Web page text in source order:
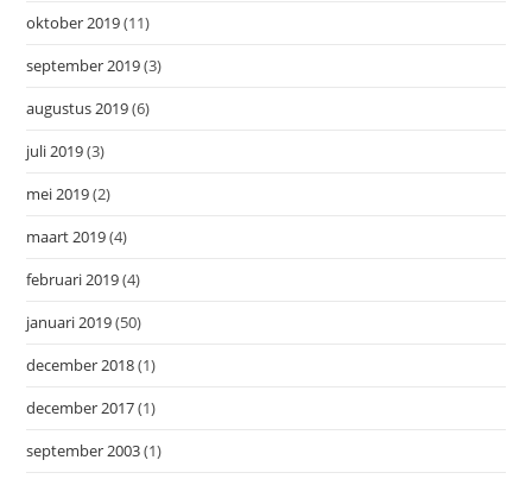
oktober 2019(11)
september 2019(3)
augustus 2019(6)
juli 2019(3)
mei 2019(2)
maart 2019(4)
februari 2019(4)
januari 2019(50)
december 2018(1)
december 2017(1)
september 2003(1)